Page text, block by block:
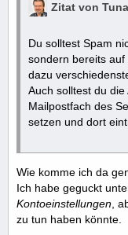
Zitat von
Du solltest Spam
sondern bereits auf
dazu
Auch solltest du
Mailpostfach des
setzen und dort
Wie komme ich da
Ich habe geguckt
Kontoeinstellungen,
zu tun haben könnte.